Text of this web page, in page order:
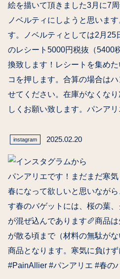
絵を描いて頂きました️3月に7
ノベルティにしようと思いま
す。ノベルティとしては2月25
のレシート5000円税抜（5400
換致します！レシートを集め
コを押します。合算の場合は
せてください。在庫がなくな
しくお願い致します。パンアリ
instagram 2025.02.20
パンアリエです！まだまだ寒
春になって欲しいと思いなが
す春のバゲットには、桜の葉
が混ぜ込んであります🥖商品
が散る頃まで（材料の無駄が
商品となります。寒気に負け
#PainAllier #パンアリエ #春の